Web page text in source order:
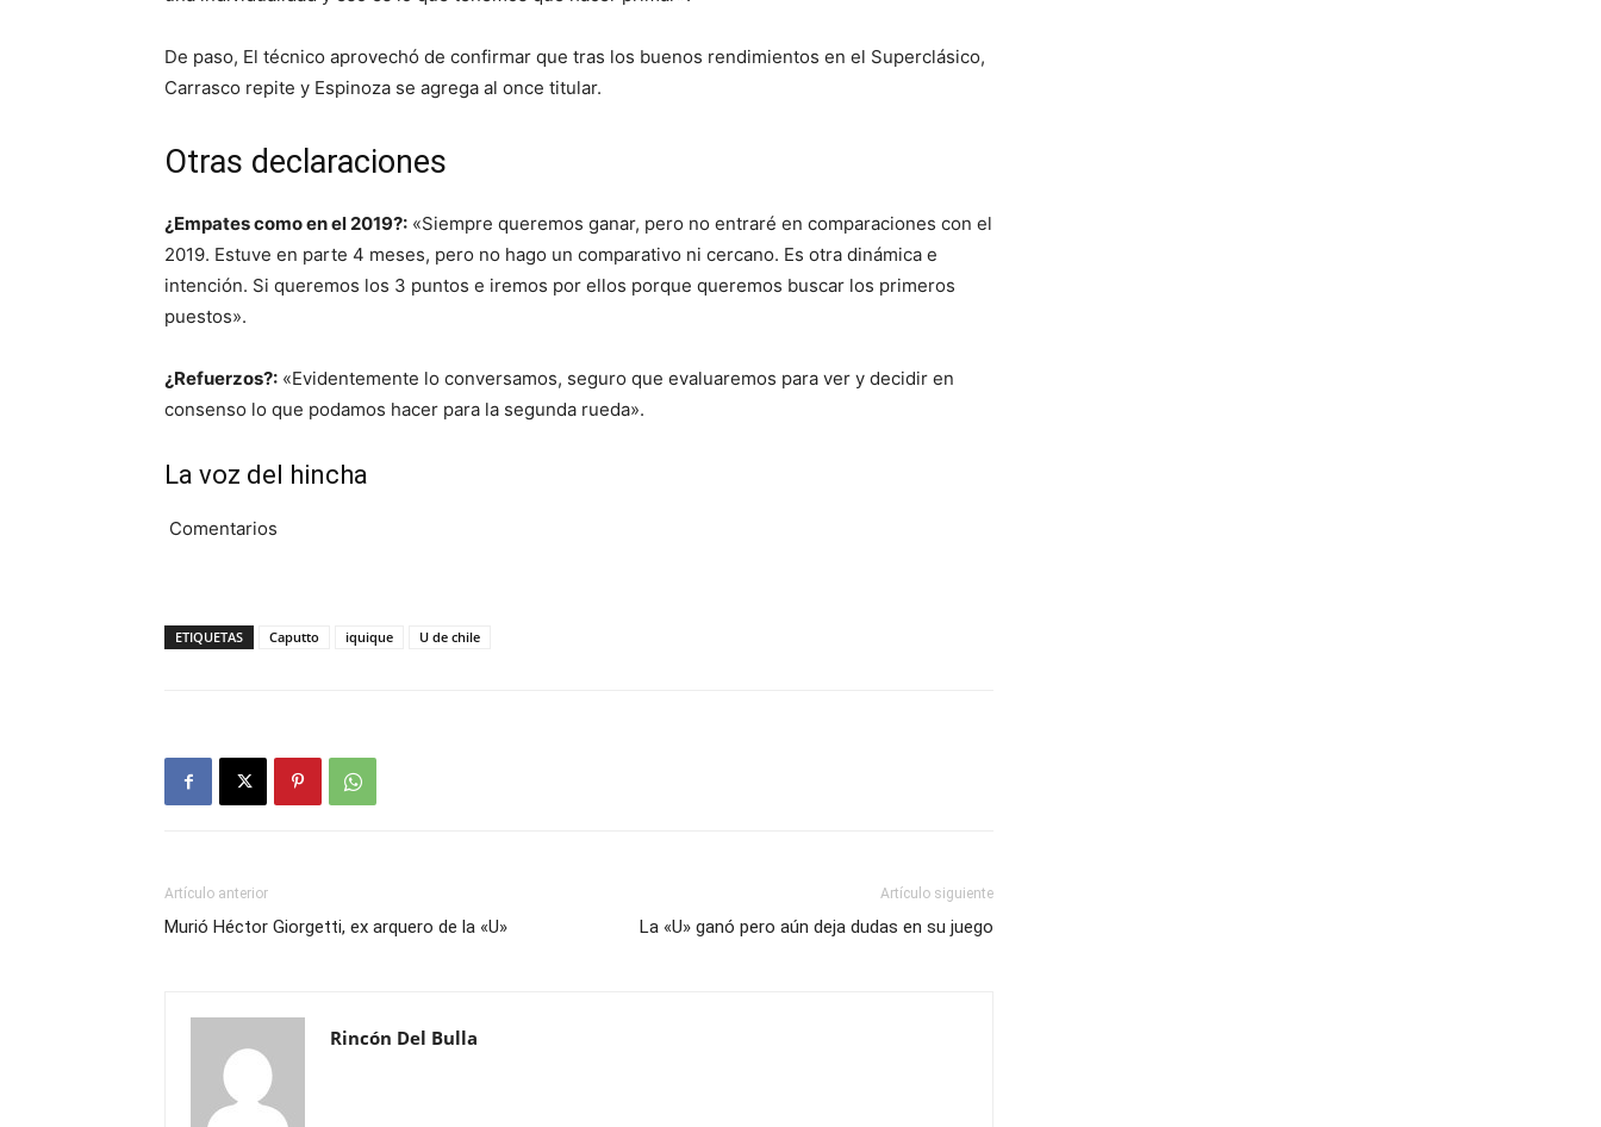
De paso, El técnico aprovechó de confirmar que tras los buenos rendimientos en el Superclásico,
Carrasco repite y Espinoza se agrega al once titular.
Otras declaraciones
¿Empates como en el 2019?: «Siempre queremos ganar, pero no entraré en comparaciones con el
2019. Estuve en parte 4 meses, pero no hago un comparativo ni cercano. Es otra dinámica e
intención. Si queremos los 3 puntos e iremos por ellos porque queremos buscar los primeros
puestos».
¿Refuerzos?: «Evidentemente lo conversamos, seguro que evaluaremos para ver y decidir en
consenso lo que podamos hacer para la segunda rueda».
La voz del hincha
Comentarios
ETIQUETAS Caputto iquique U de chile
Artículo anterior
Murió Héctor Giorgetti, ex arquero de la «U»
Artículo siguiente
La «U» ganó pero aún deja dudas en su juego
Rincón Del Bulla